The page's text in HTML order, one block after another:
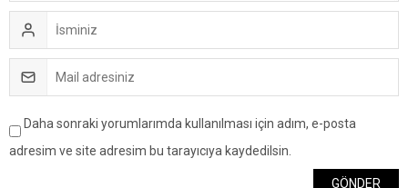
Daha sonraki yorumlarımda kullanılması için adım, e-posta
adresim ve site adresim bu tarayıcıya kaydedilsin.